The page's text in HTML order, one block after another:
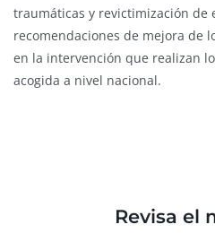
traumáticas y revictimización de
recomendaciones de mejora de
en la intervención que realizan
acogida a nivel nacional.
Revisa el